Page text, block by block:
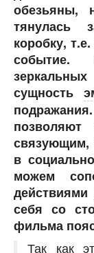
обезьяны,
тянулась
коробку,
событие.
сущность
связующим,
в
можем
себя со
фильма
Так как